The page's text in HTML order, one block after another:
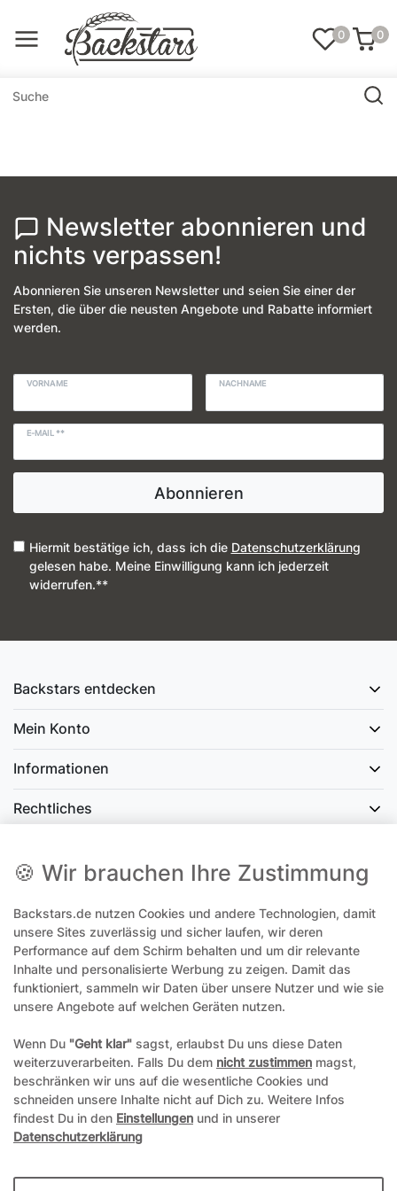
0 0
Newsletter abonnieren und
nichts verpassen!
Abonnieren Sie unseren Newsletter und seien Sie einer der
Ersten, die über die neusten Angebote und Rabatte informiert
werden.
VORNAME NACHNAME
E-MAIL **
Abonnieren
Hiermit bestätige ich, dass ich die Daten­schutz­erklärung
gelesen habe. Meine Einwilligung kann ich jederzeit
widerrufen.**
Backstars entdecken
Mein Konto
Informationen
Rechtliches
office@backstars.de
Wir antworten Ihnen schnellstmöglich. An Sonn- und Feiertagen kann
es evtl. zu Verzögerungen kommen.
07306 306239¹
Freitags am besten zwischen 8-12 Uhr
¹Telefonieren zum üblichen Ortstarif. Verbindugsgebühren für Anrufe
aus dem Mobilfunknetz können ggf. abweichen.
*Alle Preise inkl. gesetzl. Mehrwertsteuer und ggf. zzgl.
🍪 Wir brauchen Ihre Zustimmung
Backstars.de nutzen Cookies und andere Technologien, damit
unsere Sites zuverlässig und sicher laufen, wir deren
Performance auf dem Schirm behalten und um dir relevante
Inhalte und personalisierte Werbung zu zeigen. Damit das
funktioniert, sammeln wir Daten über unsere Nutzer und wie sie
unsere Angebote auf welchen Geräten nutzen.
Wenn Du "Geht klar" sagst, erlaubst Du uns diese Daten
weiterzuverarbeiten. Falls Du dem nicht zustimmen magst,
beschränken wir uns auf die wesentliche Cookies und
schneiden unsere Inhalte nicht auf Dich zu. Weitere Infos
findest Du in den Einstellungen und in unserer
Datenschutzerklärung